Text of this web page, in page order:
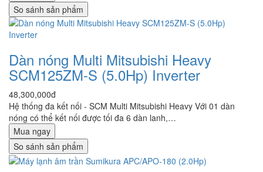
So sánh sản phẩm
Dàn nóng Multi Mitsubishi Heavy
SCM125ZM-S (5.0Hp) Inverter
48,300,000đ
Hệ thống đa kết nối - SCM Multi Mitsubishi Heavy Với 01 dàn
nóng có thể kết nối được tối đa 6 dàn lanh,…
Mua ngay
So sánh sản phẩm